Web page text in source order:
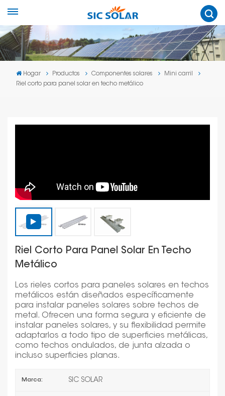
Hogar Productos Componentes solares
Mini carril
Riel corto para panel solar en techo metálico
Riel Corto Para Panel Solar En Techo
Metálico
Los rieles cortos para paneles solares en techos
metálicos están diseñados específicamente
para instalar paneles solares sobre techos de
metal. Ofrecen una forma segura y eficiente de
instalar paneles solares, y su flexibilidad permite
adaptarlos a todo tipo de superficies metálicas,
como techos ondulados, de junta alzada o
incluso superficies planas.
Marca: SIC SOLAR